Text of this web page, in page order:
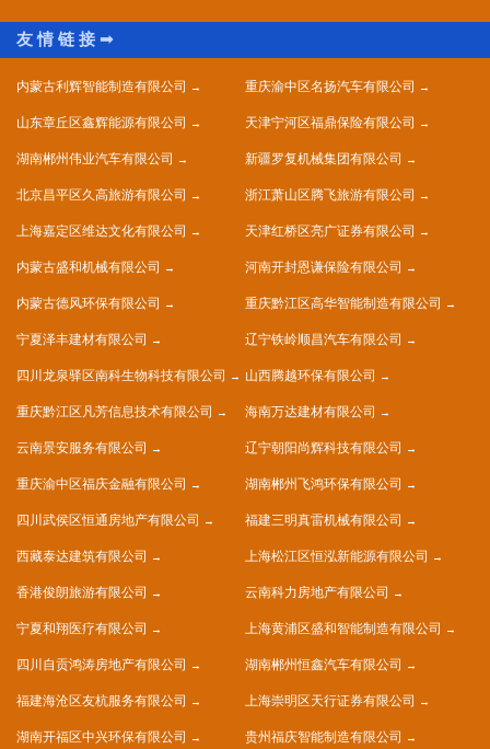
内蒙古利辉智能制造有限公司 重庆渝中区名扬汽车有限公司
山东章丘区鑫辉能源有限公司 天津宁河区福鼎保险有限公司
湖南郴州伟业汽车有限公司 新疆罗复机械集团有限公司
北京昌平区久高旅游有限公司 浙江萧山区腾飞旅游有限公司
上海嘉定区维达文化有限公司 天津红桥区亮广证券有限公司
内蒙古盛和机械有限公司 河南开封恩谦保险有限公司
内蒙古德风环保有限公司 重庆黔江区高华智能制造有限公司
宁夏泽丰建材有限公司 辽宁铁岭顺昌汽车有限公司
四川龙泉驿区南科生物科技有限公司 山西腾越环保有限公司
重庆黔江区凡芳信息技术有限公司 海南万达建材有限公司
云南景安服务有限公司 辽宁朝阳尚辉科技有限公司
重庆渝中区福庆金融有限公司 湖南郴州飞鸿环保有限公司
四川武侯区恒通房地产有限公司 福建三明真雷机械有限公司
西藏泰达建筑有限公司 上海松江区恒泓新能源有限公司
香港俊朗旅游有限公司 云南科力房地产有限公司
宁夏和翔医疗有限公司 上海黄浦区盛和智能制造有限公司
四川自贡鸿涛房地产有限公司 湖南郴州恒鑫汽车有限公司
福建海沧区友杭服务有限公司 上海崇明区天行证券有限公司
湖南开福区中兴环保有限公司 贵州福庆智能制造有限公司